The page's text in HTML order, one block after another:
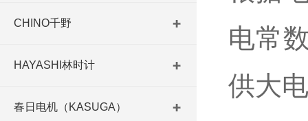
电常
供大
CHINO千野
HAYASHI林时计
春日电机（KASUGA）